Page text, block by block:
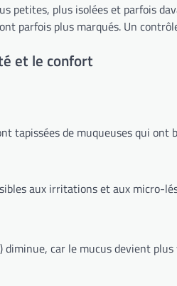
petites, plus isolées et parfois
parfois plus marqués. Un
et le confort
tapissées de muqueuses qui
aux irritations et aux micro-
diminue, car le mucus devient